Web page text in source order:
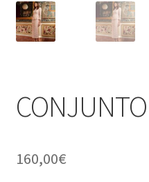
160,00€